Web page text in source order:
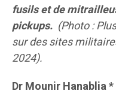
fusils et de
pickups. (Photo :
sur des sites
2024).
Dr Mounir Hanablia *